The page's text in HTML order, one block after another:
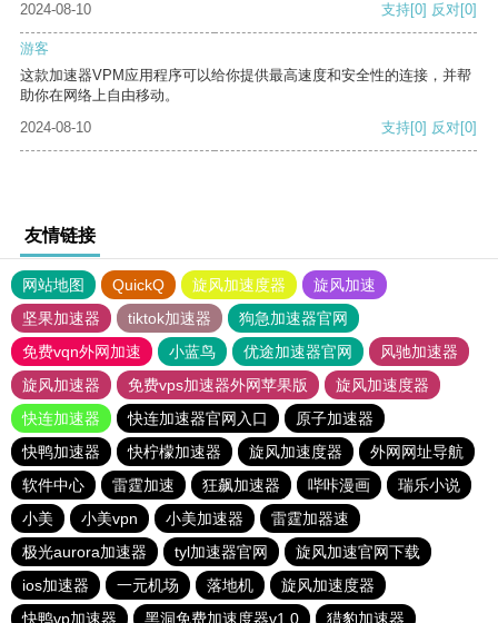
2024-08-10 支持[0] 反对[0]
游客
这款加速器VPM应用程序可以给你提供最高速度和安全性的连接，并帮
助你在网络上自由移动。
2024-08-10
支持[0] 反对[0]
友情链接
网站地图 QuickQ 旋风加速度器
旋风加速
坚果加速器
tiktok加速器
狗急加速器官网
免费vqn外网加速
小蓝鸟 优途加速器官网
风驰加速器
旋风加速器
免费vps加速器外网苹果版
旋风加速度器
快连加速器
快连加速器官网入口
原子加速器
快鸭加速器
快柠檬加速器 旋风加速度器
外网网址导航
软件中心
雷霆加速 狂飙加速器 哔咔漫画
瑞乐小说
小美
小美vpn 小美加速器
雷霆加器速
极光aurora加速器
tyl加速器官网
旋风加速官网下载
ios加速器
一元机场 落地机
旋风加速度器
快鸭vp加速器
黑洞免费加速度器v1.0 猎豹加速器